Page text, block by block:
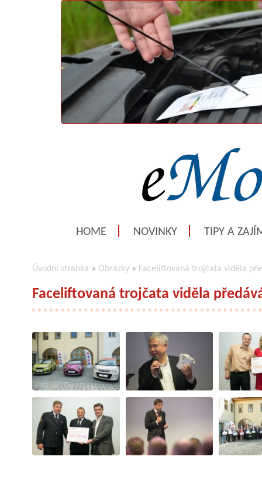
HOME NOVINKY TIPY A
Úvodní stránka » Obrázky » Faceliftovaná trojčata viděla
Faceliftovaná trojčata viděla